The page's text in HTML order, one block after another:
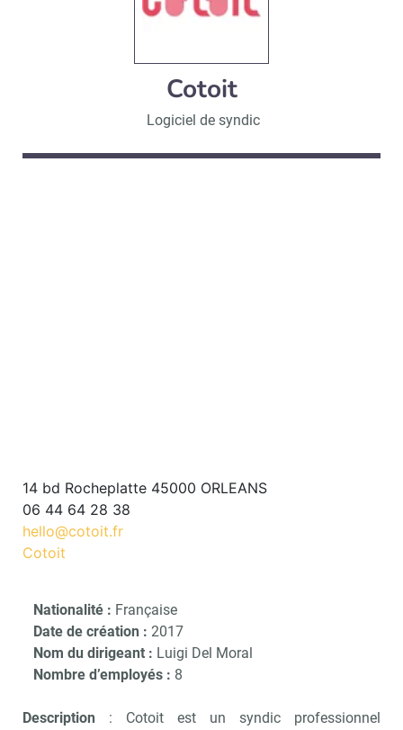
Cotoit
Logiciel de syndic
14 bd Rocheplatte 45000 ORLEANS
06 44 64 28 38
hello@cotoit.fr
Cotoit
Nationalité : Française
Date de création : 2017
Nom du dirigeant : Luigi Del Moral
Nombre d’employés : 8
Description : Cotoit est un syndic professionnel